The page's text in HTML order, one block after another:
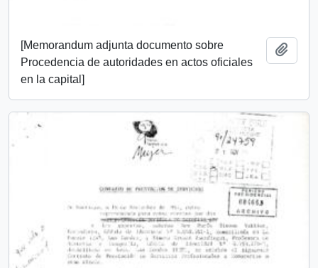
[Memorandum adjunta documento sobre
Procedencia de autoridades en actos oficiales
en la capital]